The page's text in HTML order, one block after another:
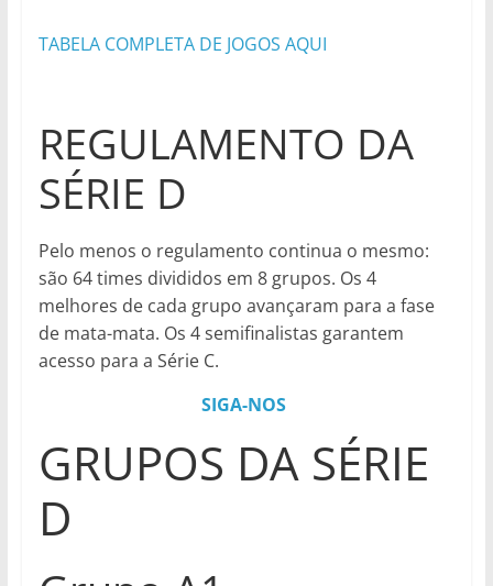
TABELA COMPLETA DE JOGOS AQUI
REGULAMENTO DA
SÉRIE D
Pelo menos o regulamento continua o mesmo:
são 64 times divididos em 8 grupos. Os 4
melhores de cada grupo avançaram para a fase
de mata-mata. Os 4 semifinalistas garantem
acesso para a Série C.
SIGA-NOS
GRUPOS DA SÉRIE
D